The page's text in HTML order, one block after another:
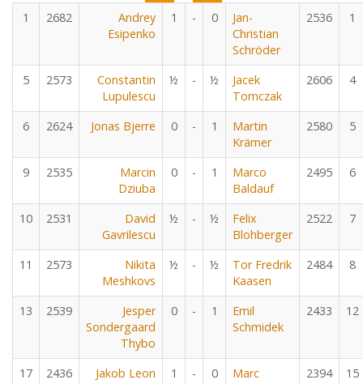
1 2682
Andrey
Esipenko
1 - 0
Jan-
Christian
Schröder
2536 1
5 2573
Constantin
Lupulescu
½ - ½
Jacek
Tomczak
2606 4
6 2624 Jonas Bjerre 0 - 1
Martin
Krämer
2580 5
9 2535
Marcin
Dziuba
0 - 1
Marco
Baldauf
2495 6
10 2531
David
Gavrilescu
½ - ½
Felix
Blohberger
2522 7
11 2573
Nikita
Meshkovs
½ - ½
Tor Fredrik
Kaasen
2484 8
13 2539
Jesper
Sondergaard
Thybo
0 - 1
Emil
Schmidek
2433 12
17 2436
Jakob Leon
1 - 0
Marc
2394 15